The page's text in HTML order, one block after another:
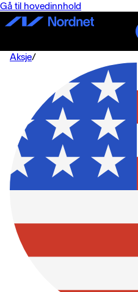
Gå til hovedinnhold
Aksje/